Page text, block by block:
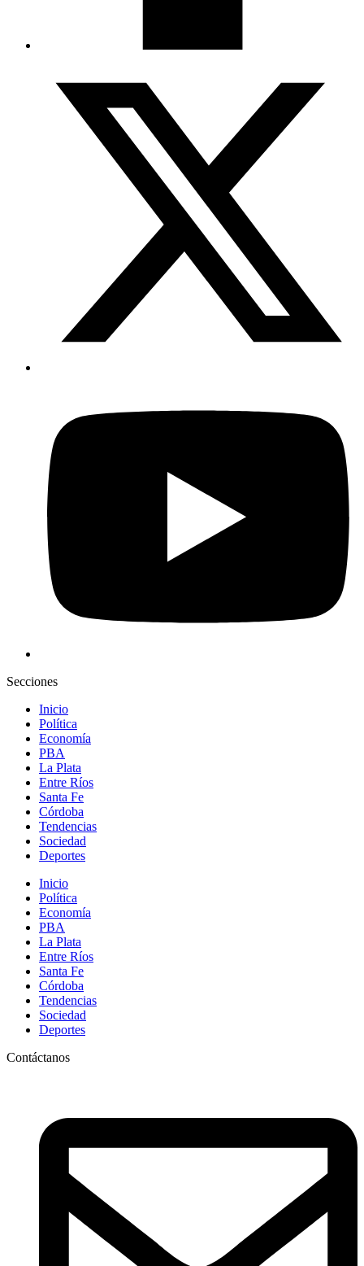
Secciones
Inicio
Política
Economía
PBA
La Plata
Entre Ríos
Santa Fe
Córdoba
Tendencias
Sociedad
Deportes
Inicio
Política
Economía
PBA
La Plata
Entre Ríos
Santa Fe
Córdoba
Tendencias
Sociedad
Deportes
Contáctanos